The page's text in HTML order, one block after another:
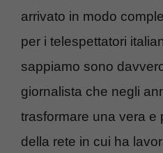
arrivato in modo
per i telespettatori
sappiamo sono
giornalista che negli
trasformare una vera e
della rete in cui ha